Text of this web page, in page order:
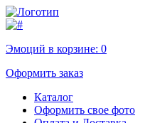
Эмоций в корзине: 0
Оформить заказ
Каталог
Оформить свое фото